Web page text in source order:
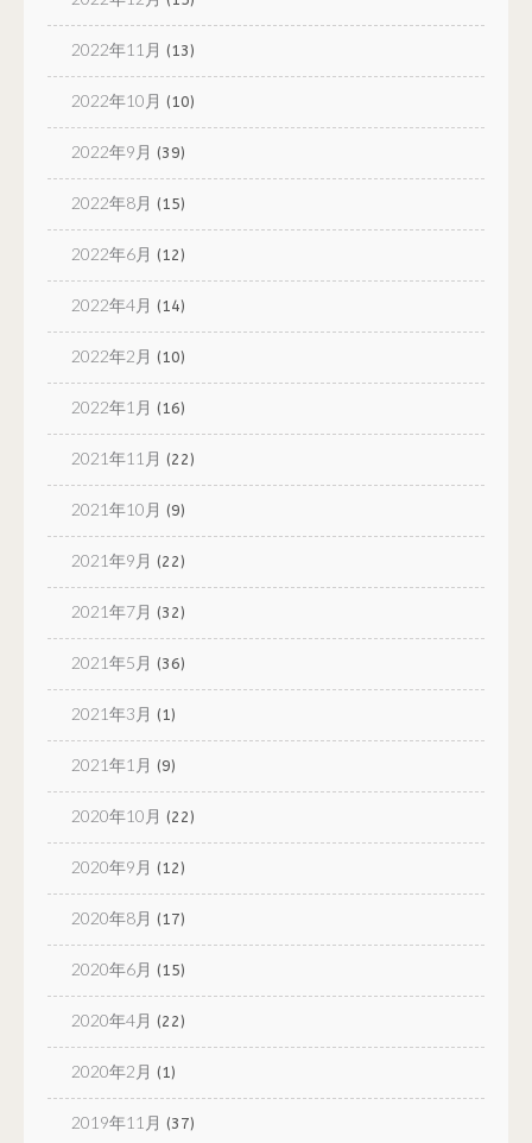
2022年11月 (13)
2022年10月 (10)
2022年9月 (39)
2022年8月 (15)
2022年6月 (12)
2022年4月 (14)
2022年2月 (10)
2022年1月 (16)
2021年11月 (22)
2021年10月 (9)
2021年9月 (22)
2021年7月 (32)
2021年5月 (36)
2021年3月 (1)
2021年1月 (9)
2020年10月 (22)
2020年9月 (12)
2020年8月 (17)
2020年6月 (15)
2020年4月 (22)
2020年2月 (1)
2019年11月 (37)